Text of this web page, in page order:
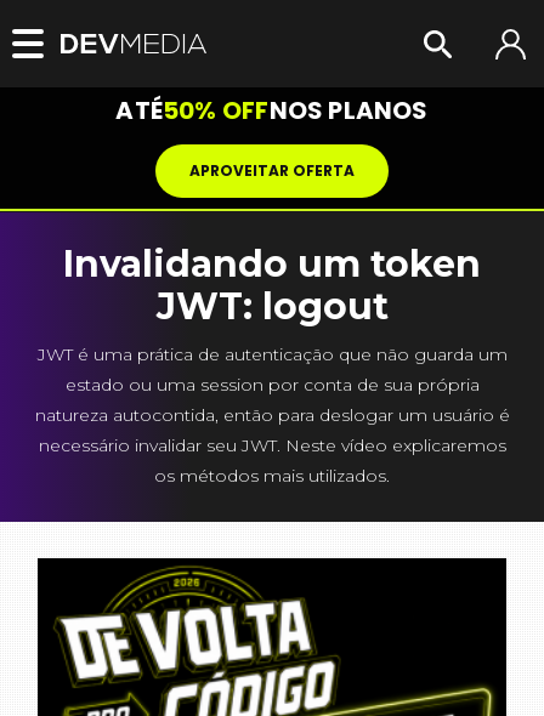
ATÉ50% OFFNOS PLANOS
APROVEITAR OFERTA
Invalidando um token
JWT: logout
JWT é uma prática de autenticação que não guarda um
estado ou uma session por conta de sua própria
natureza autocontida, então para deslogar um usuário é
necessário invalidar seu JWT. Neste vídeo explicaremos
os métodos mais utilizados.